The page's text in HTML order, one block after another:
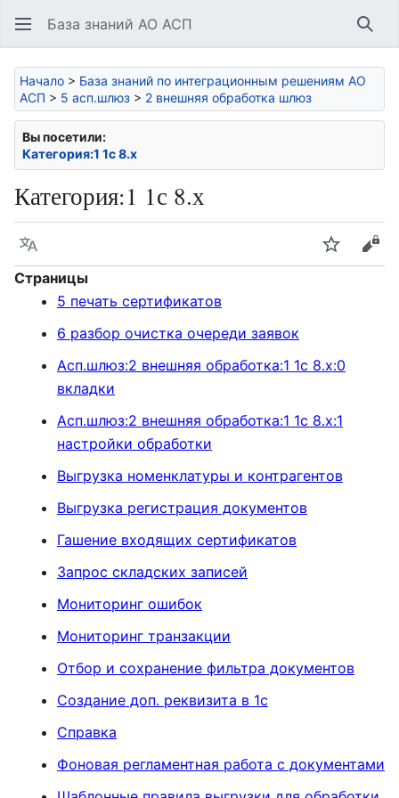
База знаний АО АСП
Начало > База знаний по интеграционным решениям АО
АСП > 5 асп.шлюз > 2 внешняя обработка шлюз
Вы посетили:
Категория:1 1с 8.х
Категория:1 1с 8.х
Язык Следить
Страницы
5 печать сертификатов
6 разбор очистка очереди заявок
Асп.шлюз:2 внешняя обработка:1 1с 8.х:0
вкладки
Асп.шлюз:2 внешняя обработка:1 1с 8.х:1
настройки обработки
Выгрузка номенклатуры и контрагентов
Выгрузка регистрация документов
Гашение входящих сертификатов
Запрос складских записей
Мониторинг ошибок
Мониторинг транзакции
Отбор и сохранение фильтра документов
Создание доп. реквизита в 1с
Справка
Фоновая регламентная работа с документами